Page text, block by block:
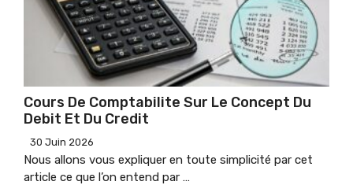
Cours De Comptabilite Sur Le Concept Du
Debit Et Du Credit
30 Juin 2026
Nous allons vous expliquer en toute simplicité par cet
article ce que l’on entend par …